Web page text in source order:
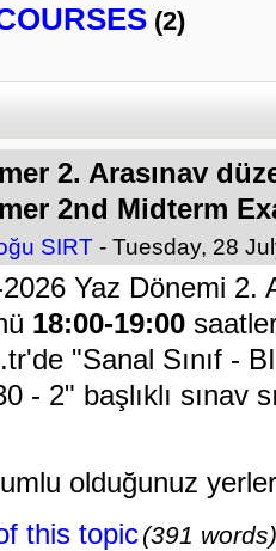
(2)
2. Arasınav
2nd Midterm
SIRT - Tuesday, 28
Yaz Dönemi 2.
18:00-19:00
"Sanal Sınıf -
- 2" başlıklı sınav
olduğunuz
this topic(391